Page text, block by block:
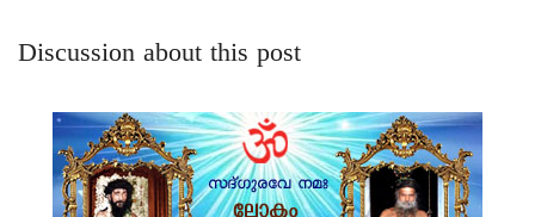
Discussion about this post